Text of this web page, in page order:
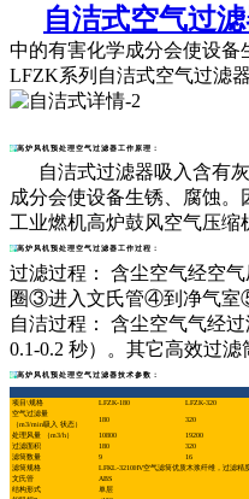
自洁式空气过
中的有害化学成分会使设备
LFZK系列 自洁式空气过滤器
高炉风机预处理空气过滤器工作原理：
自洁式过滤器吸入含有灰
成分会使设备生锈、腐蚀
工业燃机高炉鼓风空气压缩
高炉风机预处理空气过滤器工作过程：
过滤过程： 含尘空气经空
圈③进入文氏管④到净气室
自洁过程： 含尘空气气经
0.1-0.2 秒）。其它高效过
高炉风机预处理空气过滤器技术参数：
项目\规格
LFZK-180 LFZK-320
空气过滤量
180
320
（m3/min吸入 状态）
处理风量 （m3/h）
10800 19200
过滤面积
180 320
滤筒数量
9 16
滤筒规格
LFKL-3210HV空气滤筒优质木浆纤维，过滤精
文氏管
ABS
结构形式
单层